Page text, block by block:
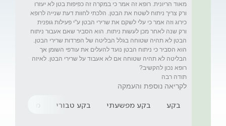
מאוד הריונית. רופא זה אמר כי במקרה זה כפיפות בטן לא יעזרו
ורק צריך ניתוח לשטח את הבטן. הלכתי לחוות דעת שנייה לרופא
כירוג וזה אמר כי עלי לשקם את שרירי הבטן ע"י פעילות גופנית
ורק שנה לאחר מכן לעשות ניתוח. הוא הסביר שאם אעבור ניתוח
הבטן לא תהיה שטוחה בגלל הבליטה של הפרדות שרירי הבטן.
הוא הסביר כי ניתוח הבטן נועד להעלים את עודפי השומן אך
הבליטה לא תהיה שטוחה אם לא אעבוד על שרירי הבטן. לאיזה
תודה רבה
לקריאה נוספת והעמקה
בקע בקע מפשעתי בקע טבורי מתיחת בטן